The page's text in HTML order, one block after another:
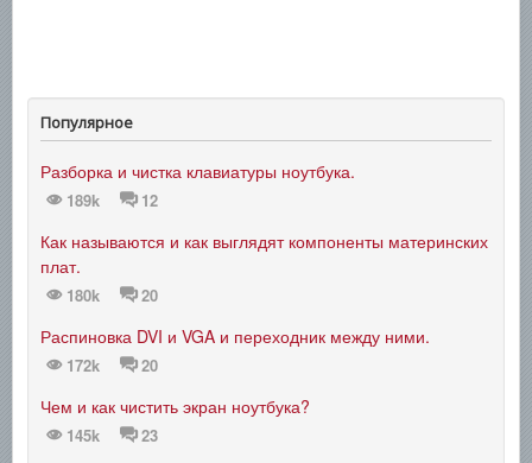
Популярное
Разборка и чистка клавиатуры ноутбука.
189k 12
Как называются и как выглядят компоненты материнских
плат.
180k 20
Распиновка DVI и VGA и переходник между ними.
172k 20
Чем и как чистить экран ноутбука?
145k 23